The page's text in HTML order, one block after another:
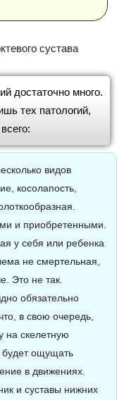
сустава
достаточно много.
тех патологий,
видов
косолапость,
и приобретенными.
у себя или ребенка
не смертельная,
Это не так.
обязательно
в свою очередь,
на скелетную
будет ощущать
в движениях.
и суставы нижних